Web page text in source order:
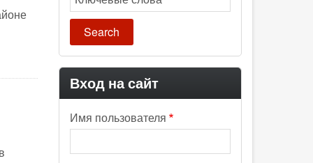
Вход на сайт
Имя пользователя